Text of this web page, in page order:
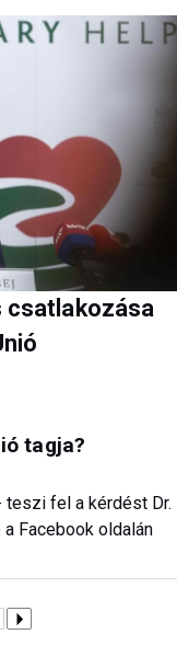
csatlakozása
tagja?
teszi fel a kérdést Dr.
Facebook oldalán